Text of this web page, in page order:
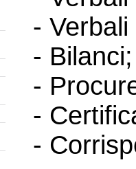
-
- Bilanci;
-
-
-